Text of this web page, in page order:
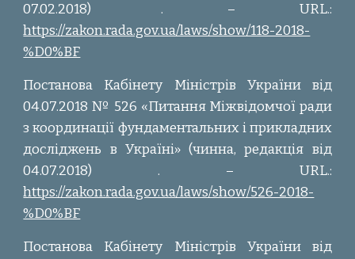
07.02.2018)
. – URL.:
https://zakon.rada.gov.ua/laws/show/118-2018-
%D0%BF
Постанова Кабінету Міністрів України від
04.07.2018 № 526 «Питання Міжвідомчої ради
з координації фундаментальних і прикладних
досліджень в Україні» (чинна, редакція від
04.07.2018) . – URL.:
https://zakon.rada.gov.ua/laws/show/526-2018-
%D0%BF
Постанова Кабінету Міністрів України від